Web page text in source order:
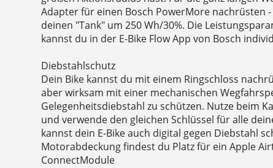
Adapter für einen Bosch PowerMore nachrüsten
deinen "Tank" um 250 Wh/30%. Die
kannst du in der E-Bike Flow App von Bosch
Diebstahlschutz
Dein Bike kannst du mit einem Ringschloss
aber wirksam mit einer mechanischen
Gelegenheitsdiebstahl zu schützen. Nutze beim
und verwende den gleichen Schlüssel für alle
kannst dein E-Bike auch digital gegen Diebstahl
Motorabdeckung findest du Platz für ein Apple
ConnectModule